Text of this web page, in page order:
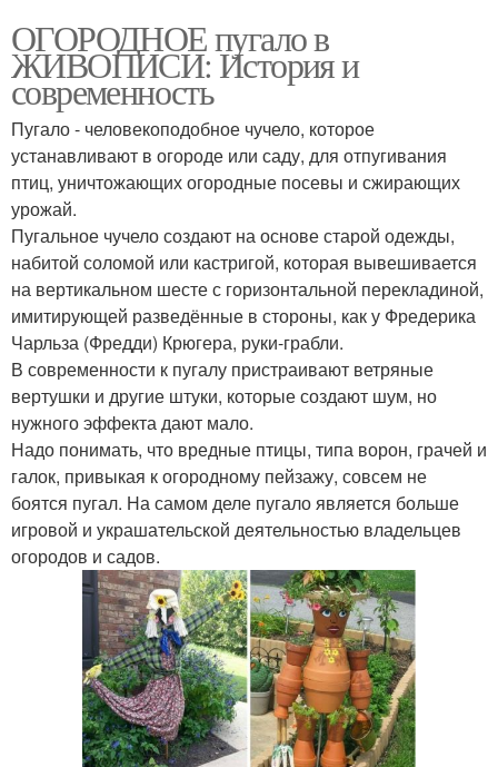
ОГОРОДНОЕ пугало в
ЖИВОПИСИ: История и
современность
Пугало - человекоподобное чучело, которое
устанавливают в огороде или саду, для отпугивания
птиц, уничтожающих огородные посевы и сжирающих
урожай.
Пугальное чучело создают на основе старой одежды,
набитой соломой или кастригой, которая вывешивается
на вертикальном шесте с горизонтальной перекладиной,
имитирующей разведённые в стороны, как у Фредерика
Чарльза (Фредди) Крюгера, руки-грабли.
В современности к пугалу пристраивают ветряные
вертушки и другие штуки, которые создают шум, но
нужного эффекта дают мало.
Надо понимать, что вредные птицы, типа ворон, грачей и
галок, привыкая к огородному пейзажу, совсем не
боятся пугал. На самом деле пугало является больше
игровой и украшательской деятельностью владельцев
огородов и садов.